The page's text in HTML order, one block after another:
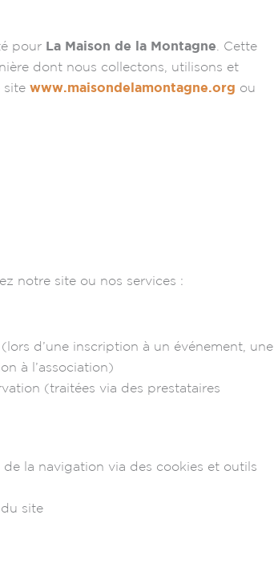
pour La Maison de la Montagne . Cette
dont nous collectons, utilisons et
site www.maisondelamontagne.org ou
notre site ou nos services :
d’une inscription à un événement, une
à l’association)
(traitées via des prestataires
la navigation via des cookies et outils
site